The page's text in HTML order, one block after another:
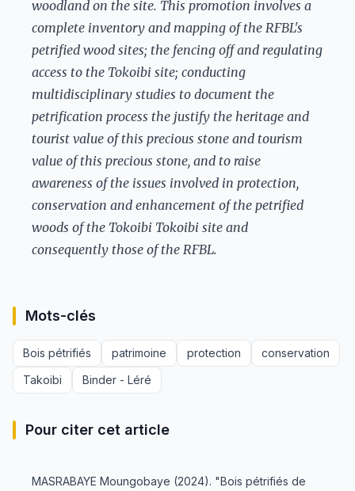
woodland on the site. This promotion involves a
complete inventory and mapping of the RFBL's
petrified wood sites; the fencing off and regulating
access to the Tokoibi site; conducting
multidisciplinary studies to document the
petrification process the justify the heritage and
tourist value of this precious stone and tourism
value of this precious stone, and to raise
awareness of the issues involved in protection,
conservation and enhancement of the petrified
woods of the Tokoibi Tokoibi site and
consequently those of the RFBL.
Mots-clés
Bois pétrifiés patrimoine protection
conservation
Takoibi
Binder - Léré
Pour citer cet article
MASRABAYE Moungobaye (2024). "Bois pétrifiés de